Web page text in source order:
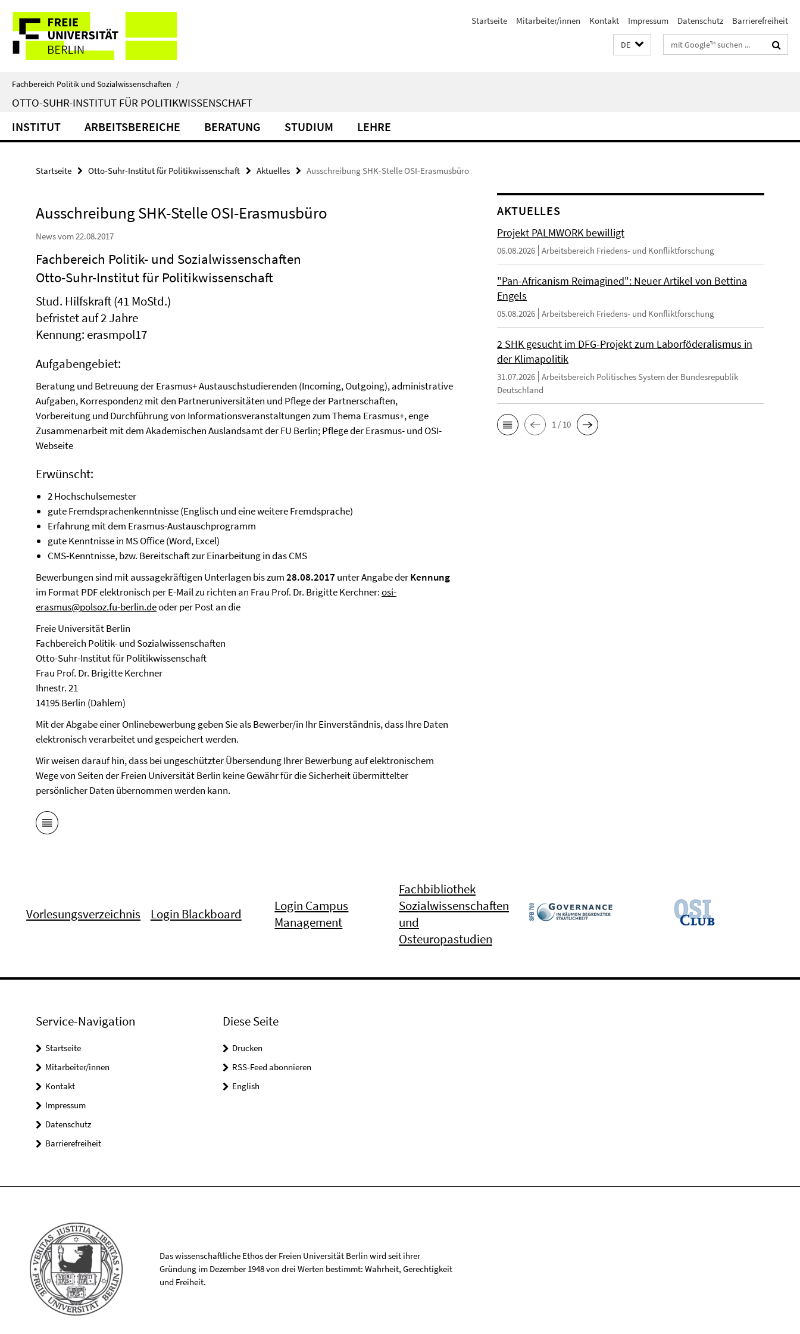
direkt
Inhalt
Service-
Navigation
Startseite Mitarbeiter/innen Kontakt Impressum Datenschutz Barrierefreiheit
DE Suchbegriffe
Fachbereich Politik und Sozialwissenschaften /
OTTO-SUHR-INSTITUT FÜR POLITIKWISSENSCHAFT
INSTITUT ARBEITSBEREICHE BERATUNG STUDIUM LEHRE
Startseite Otto-Suhr-Institut für Politikwissenschaft Aktuelles Ausschreibung SHK-Stelle OSI-Erasmusbüro
Ausschreibung SHK-Stelle OSI-Erasmusbüro
News vom 22.08.2017
Fachbereich Politik- und Sozialwissenschaften
Otto-Suhr-Institut für Politikwissenschaft
Stud. Hilfskraft (41 MoStd.)
befristet auf 2 Jahre
Kennung: erasmpol17
Aufgabengebiet:
Beratung und Betreuung der Erasmus+ Austauschstudierenden (Incoming, Outgoing), administrative
Aufgaben, Korrespondenz mit den Partneruniversitäten und Pflege der Partnerschaften,
Vorbereitung und Durchführung von Informationsveranstaltungen zum Thema Erasmus+, enge
Zusammenarbeit mit dem Akademischen Auslandsamt der FU Berlin; Pflege der Erasmus- und OSI-
Webseite
Erwünscht:
2 Hochschulsemester
gute Fremdsprachenkenntnisse (Englisch und eine weitere Fremdsprache)
Erfahrung mit dem Erasmus-Austauschprogramm
gute Kenntnisse in MS Office (Word, Excel)
CMS-Kenntnisse, bzw. Bereitschaft zur Einarbeitung in das CMS
Bewerbungen sind mit aussagekräftigen Unterlagen bis zum28.08.2017 unter Angabe derKennung
im Format PDF elektronisch per E-Mail zu richten an Frau Prof. Dr. Brigitte Kerchner:osi-
erasmus@polsoz.fu-berlin.deoder per Post an die
Freie Universität Berlin
Fachbereich Politik- und Sozialwissenschaften
Otto-Suhr-Institut für Politikwissenschaft
Frau Prof. Dr. Brigitte Kerchner
Ihnestr. 21
14195 Berlin (Dahlem)
Mit der Abgabe einer Onlinebewerbung geben Sie als Bewerber/in Ihr Einverständnis, dass Ihre Daten
elektronisch verarbeitet und gespeichert werden.
Wir weisen darauf hin, dass bei ungeschützter Übersendung Ihrer Bewerbung auf elektronischem
Wege von Seiten der Freien Universität Berlin keine Gewähr für die Sicherheit übermittelter
persönlicher Daten übernommen werden kann.
AKTUELLES
Projekt PALMWORK bewilligt
06.08.2026 Arbeitsbereich Friedens- und Konfliktforschung
"Pan-Africanism Reimagined": Neuer Artikel von Bettina
Engels
05.08.2026 Arbeitsbereich Friedens- und Konfliktforschung
2 SHK gesucht im DFG-Projekt zum Laborföderalismus in
der Klimapolitik
31.07.2026 Arbeitsbereich Politisches System der Bundesrepublik
Deutschland
1 / 10
Vorlesungsverzeichnis Login Blackboard
Login Campus
Management
Fachbibliothek
Sozialwissenschaften
und
Osteuropastudien
Service-Navigation
Startseite
Mitarbeiter/innen
Kontakt
Impressum
Datenschutz
Barrierefreiheit
Diese Seite
Drucken
RSS-Feed abonnieren
English
Das wissenschaftliche Ethos der Freien Universität Berlin wird seit ihrer
Gründung im Dezember 1948 von drei Werten bestimmt: Wahrheit, Gerechtigkeit
und Freiheit.